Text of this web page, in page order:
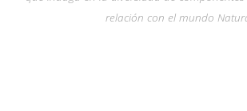
relación con el mundo